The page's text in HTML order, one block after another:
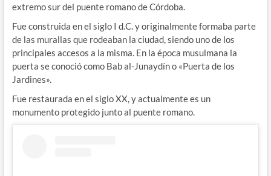
extremo sur del puente romano de Córdoba.
Fue construida en el siglo I d.C. y originalmente formaba parte
de las murallas que rodeaban la ciudad, siendo uno de los
principales accesos a la misma. En la época musulmana la
puerta se conoció como Bab al-Junaydín o «Puerta de los
Jardines».
Fue restaurada en el siglo XX, y actualmente es un
monumento protegido junto al puente romano.